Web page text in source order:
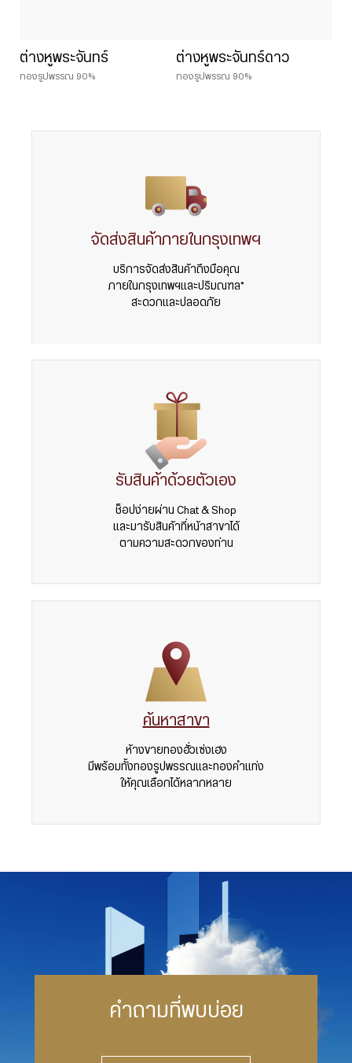
ต่างหูพระจันทร์
ทองรูปพรรณ 90%
ต่างหูพระจันทร์ดาว
ทองรูปพรรณ 90%
จัดส่งสินค้าภายในกรุงเทพฯ
บริการจัดส่งสินค้าถึงมือคุณ
ภายในกรุงเทพฯและปริมณฑล*
สะดวกและปลอดภัย
รับสินค้าด้วยตัวเอง
ช็อปง่ายผ่าน Chat & Shop
และมารับสินค้าที่หน้าสาขาได้
ตามความสะดวกของท่าน
ค้นหาสาขา
ห้างขายทองฮั่วเซ่งเฮง
มีพร้อมทั้งทองรูปพรรณและทองคำแท่ง
ให้คุณเลือกได้หลากหลาย
คำถามที่พบบ่อย